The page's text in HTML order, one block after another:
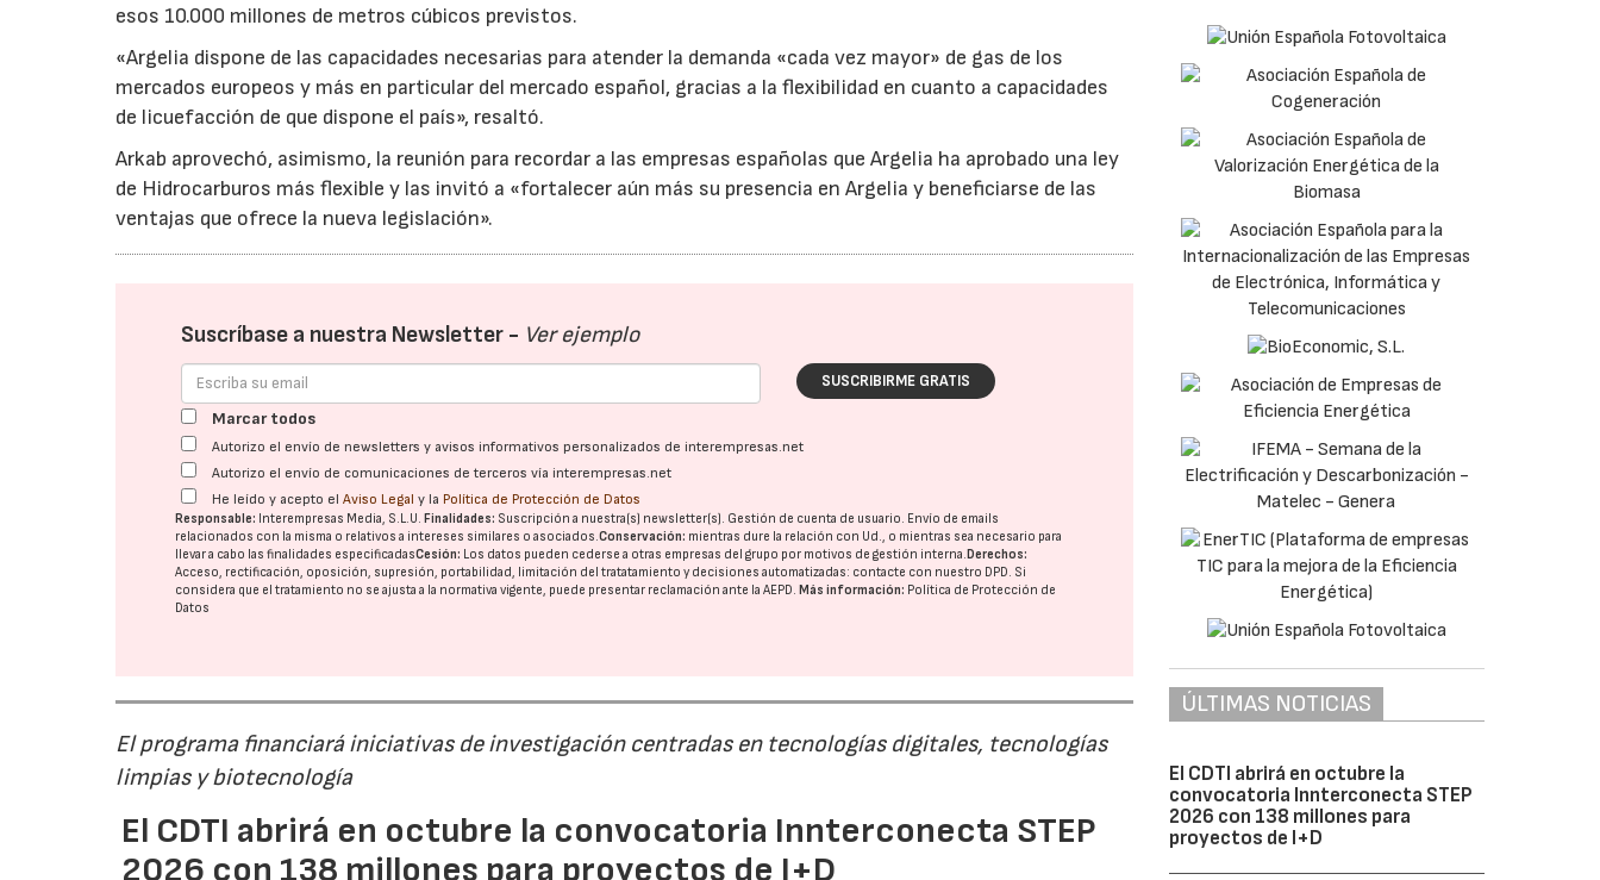
esos 10.000 millones de metros cúbicos previstos.
«Argelia dispone de las capacidades necesarias para atender la demanda «cada vez mayor» de gas de los
mercados europeos y más en particular del mercado español, gracias a la flexibilidad en cuanto a capacidades
de licuefacción de que dispone el país», resaltó.
Arkab aprovechó, asimismo, la reunión para recordar a las empresas españolas que Argelia ha aprobado una ley
de Hidrocarburos más flexible y las invitó a «fortalecer aún más su presencia en Argelia y beneficiarse de las
ventajas que ofrece la nueva legislación».
Suscríbase a nuestra Newsletter - Ver ejemplo
SUSCRIBIRME GRATIS
Marcar todos
Autorizo el envío de newsletters y avisos informativos personalizados de interempresas.net
Autorizo el envío de comunicaciones de terceros vía interempresas.net
He leído y acepto elAviso Legal y la Política de Protección de Datos
Responsable: Interempresas Media, S.L.U.Finalidades: Suscripción a nuestra(s) newsletter(s). Gestión de cuenta de usuario. Envío de emails
relacionados con la misma o relativos a intereses similares o asociados.Conservación: mientras dure la relación con Ud., o mientras sea necesario para
llevar a cabo las finalidades especificadasCesión: Los datos pueden cederse a otras empresas del grupo por motivos de gestión interna.Derechos:
Acceso, rectificación, oposición, supresión, portabilidad, limitación del tratatamiento y decisiones automatizadas: contacte con nuestro DPD. Si
considera que el tratamiento no se ajusta a la normativa vigente, puede presentar reclamación ante laAEPD.Más información: Política de Protección de
Datos
El programa financiará iniciativas de investigación centradas en tecnologías digitales, tecnologías
limpias y biotecnología
El CDTI abrirá en octubre la convocatoria Innterconecta STEP
2026 con 138 millones para proyectos de I+D
ÚLTIMAS NOTICIAS
El CDTI abrirá en octubre la
convocatoria Innterconecta STEP
2026 con 138 millones para
proyectos de I+D